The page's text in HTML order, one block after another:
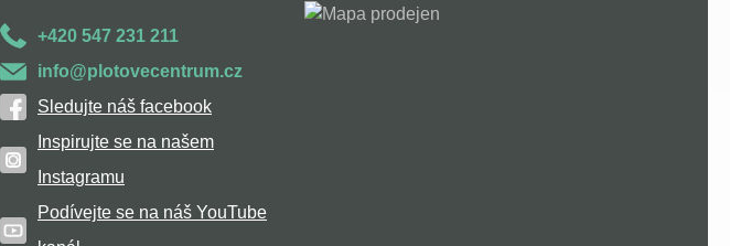
+420 547 231 211
info@plotovecentrum.cz
Sledujte náš facebook
Inspirujte se na našem
Instagramu
Podívejte se na náš YouTube